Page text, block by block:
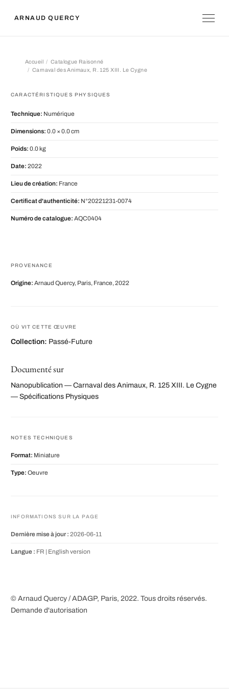
ARNAUD QUERCY
Accueil
Catalogue Raisonné
Carnaval des Animaux, R. 125 XIII. Le Cygne
CARACTÉRISTIQUES PHYSIQUES
Technique: Numérique
Dimensions: 0.0 × 0.0 cm
Poids: 0.0 kg
Date: 2022
Lieu de création: France
Certificat d'authenticité: N°20221231-0074
Numéro de catalogue: AQC0404
PROVENANCE
Origine: Arnaud Quercy, Paris, France, 2022
OÙ VIT CETTE ŒUVRE
Collection: Passé-Future
Documenté sur
Nanopublication — Carnaval des Animaux, R. 125 XIII. Le Cygne
— Spécifications Physiques
NOTES TECHNIQUES
Format: Miniature
Type: Oeuvre
INFORMATIONS SUR LA PAGE
Dernière mise à jour : 2026-06-11
Langue : FR | English version
© Arnaud Quercy / ADAGP, Paris, 2022. Tous droits réservés.
Demande d'autorisation